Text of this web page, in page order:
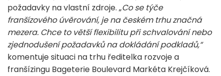
požadavky na vlastní zdroje. „Co se týče
franšízového úvěrování, je na českém trhu značná
mezera. Chce to větší flexibilitu při schvalování nebo
zjednodušení požadavků na dokládání podkladů,“
komentuje situaci na trhu ředitelka rozvoje a
franšízingu Bageterie Boulevard Markéta Krejčíková.